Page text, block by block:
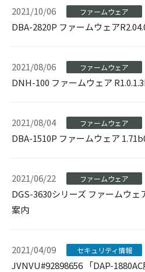
2021/10/06 ファームウェア
DBA-2820P ファームウェア
2021/08/06 ファームウェア
DNH-100 ファームウェア
2021/08/04 ファームウェア
DBA-1510P ファームウェア
2021/06/22 ファームウェア
DGS-3630シリーズ ファームウェ
案内
2021/04/09 セキュリティ情報
JVNVU#92898656 「DAP-